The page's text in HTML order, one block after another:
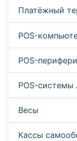
Платёжный
POS-
POS-
POS-
Весы
Кассы